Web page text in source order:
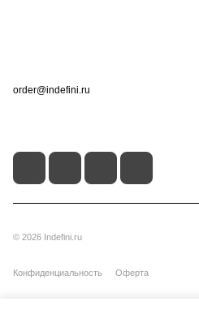
order@indefini.ru
© 2026 Indefini.ru
Конфиденциальность Оферта